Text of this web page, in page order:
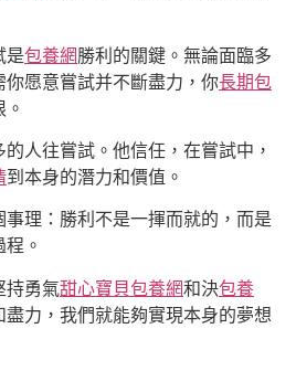
是包養網勝利的關鍵。無論面臨多
愿意嘗試并不斷盡力，你長期包
人往嘗試。他信任，在嘗試中，
到本身的潛力和價值。
理：勝利不是一揮而就的，而是
。
持勇氣甜心寶貝包養網和決包養
盡力，我們就能夠實現本身的夢想